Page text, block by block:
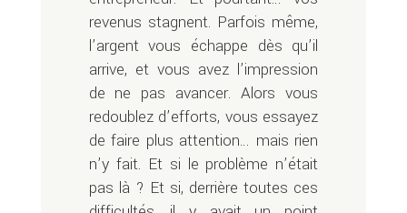
revenus stagnent. Parfois même,
l’argent vous échappe dès qu’il
arrive, et vous avez l’impression
de ne pas avancer. Alors vous
redoublez d’efforts, vous essayez
de faire plus attention… mais rien
n’y fait. Et si le problème n’était
pas là ? Et si, derrière toutes ces